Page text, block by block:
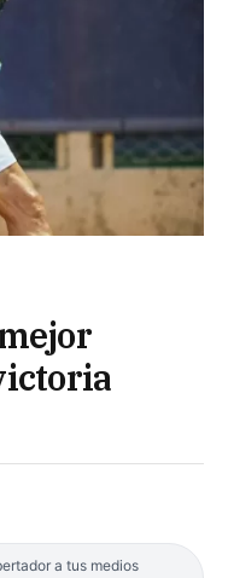
a tus medios